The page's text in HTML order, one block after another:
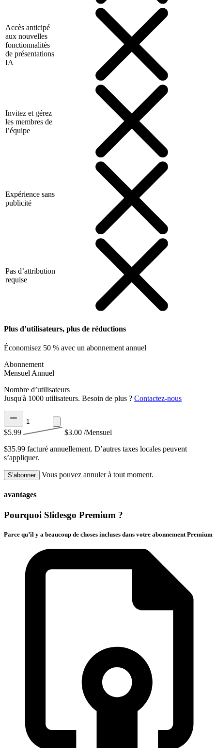
Accès anticipé
aux nouvelles
fonctionnalités
de présentations
IA
Invitez et gérez
les membres de
l’équipe
Expérience sans
publicité
Pas d’attribution
requise
Plus d’utilisateurs, plus de réductions
Économisez 50 % avec un abonnement annuel
Abonnement
Mensuel Annuel
Nombre d’utilisateurs
Jusqu'à 1000 utilisateurs. Besoin de plus ? Contactez-nous
$5.99 $3.00 /Mensuel
$35.99 facturé annuellement. D’autres taxes locales peuvent
s’appliquer.
S’abonner Vous pouvez annuler à tout moment.
avantages
Pourquoi Slidesgo Premium ?
Parce qu’il y a beaucoup de choses incluses dans votre abonnement Premium